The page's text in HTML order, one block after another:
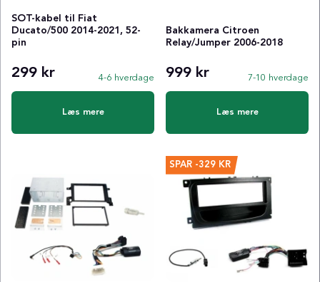
SOT-kabel til Fiat
Ducato/500 2014-2021, 52-
pin
299 kr 4-6 hverdage
Læs mere
Bakkamera Citroen
Relay/Jumper 2006-2018
999 kr 7-10 hverdage
Læs mere
SPAR -329 KR